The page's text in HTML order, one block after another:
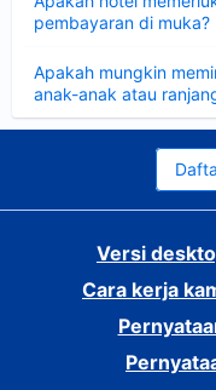
pembayaran di muka?
Apakah mungkin
anak-anak atau
Versi
Cara kerja